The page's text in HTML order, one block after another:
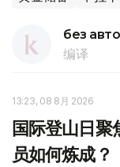
без
编译
13:23, 08 8月 2026
国际登山日聚
员如何炼成？